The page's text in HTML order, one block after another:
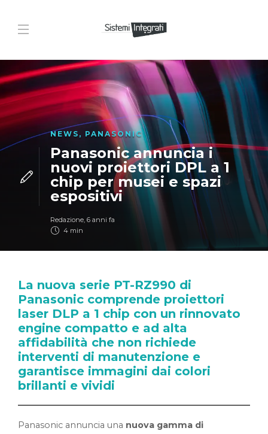
NEWS , PANASONIC
Panasonic annuncia i
nuovi proiettori DPL a 1
chip per musei e spazi
espositivi
Redazione, 6 anni fa
4 min
La nuova serie PT-RZ990 di
Panasonic comprende proiettori
laser DLP a 1 chip con un rinnovato
engine compatto e ad alta
affidabilità che non richiede
interventi di manutenzione e
garantisce immagini dai colori
brillanti e vividi
Panasonic annuncia una nuova gamma di